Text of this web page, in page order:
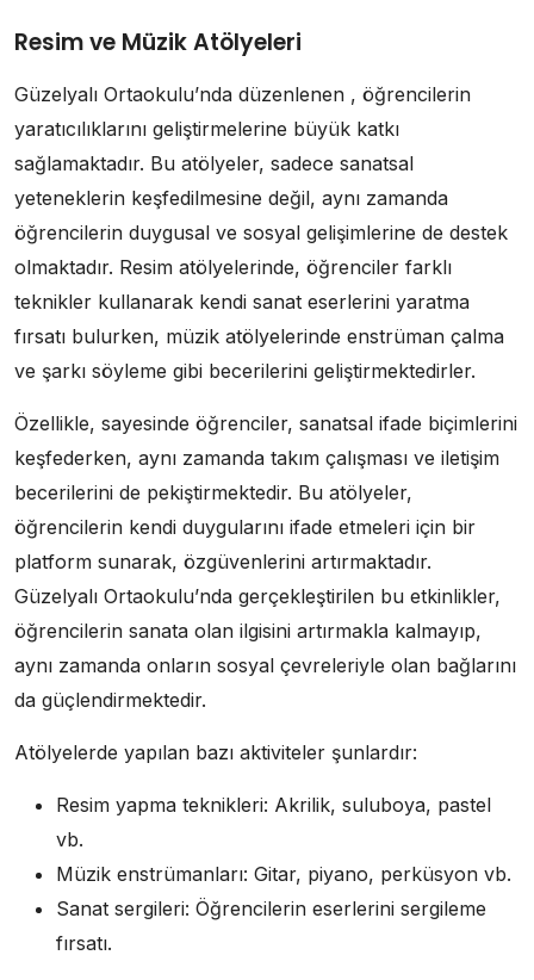
Resim ve Müzik Atölyeleri
Güzelyalı Ortaokulu’nda düzenlenen , öğrencilerin
yaratıcılıklarını geliştirmelerine büyük katkı
sağlamaktadır. Bu atölyeler, sadece sanatsal
yeteneklerin keşfedilmesine değil, aynı zamanda
öğrencilerin duygusal ve sosyal gelişimlerine de destek
olmaktadır. Resim atölyelerinde, öğrenciler farklı
teknikler kullanarak kendi sanat eserlerini yaratma
fırsatı bulurken, müzik atölyelerinde enstrüman çalma
ve şarkı söyleme gibi becerilerini geliştirmektedirler.
Özellikle, sayesinde öğrenciler, sanatsal ifade biçimlerini
keşfederken, aynı zamanda takım çalışması ve iletişim
becerilerini de pekiştirmektedir. Bu atölyeler,
öğrencilerin kendi duygularını ifade etmeleri için bir
platform sunarak, özgüvenlerini artırmaktadır.
Güzelyalı Ortaokulu’nda gerçekleştirilen bu etkinlikler,
öğrencilerin sanata olan ilgisini artırmakla kalmayıp,
aynı zamanda onların sosyal çevreleriyle olan bağlarını
da güçlendirmektedir.
Atölyelerde yapılan bazı aktiviteler şunlardır:
Resim yapma teknikleri: Akrilik, suluboya, pastel
vb.
Müzik enstrümanları: Gitar, piyano, perküsyon vb.
Sanat sergileri: Öğrencilerin eserlerini sergileme
fırsatı.